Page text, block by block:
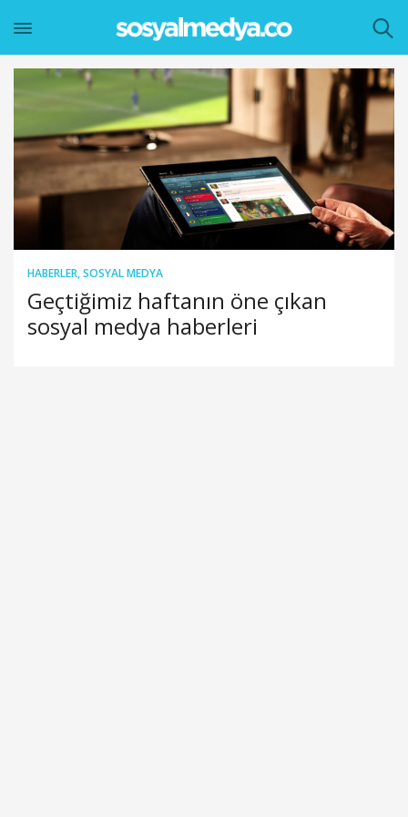
HABERLER,SOSYAL MEDYA
Geçtiğimiz haftanın öne çıkan
sosyal medya haberleri